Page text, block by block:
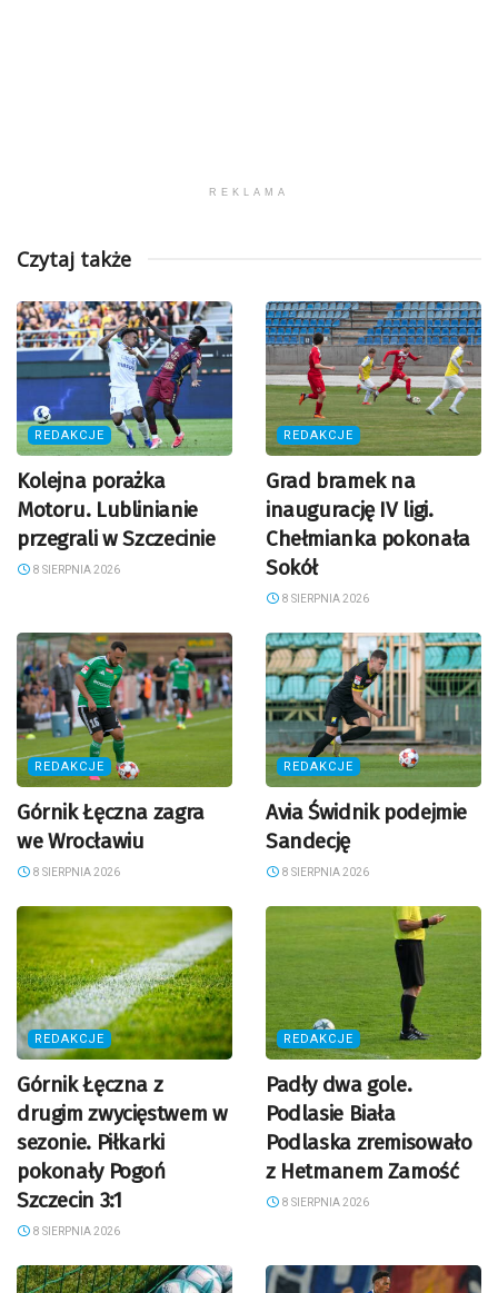
REKLAMA
Czytaj także
REDAKCJE
Kolejna porażka
Motoru. Lublinianie
przegrali w Szczecinie
8 SIERPNIA 2026
REDAKCJE
Grad bramek na
inaugurację IV ligi.
Chełmianka pokonała
Sokół
8 SIERPNIA 2026
REDAKCJE
Górnik Łęczna zagra
we Wrocławiu
8 SIERPNIA 2026
REDAKCJE
Avia Świdnik podejmie
Sandecję
8 SIERPNIA 2026
REDAKCJE
Górnik Łęczna z
drugim zwycięstwem w
sezonie. Piłkarki
pokonały Pogoń
Szczecin 3:1
8 SIERPNIA 2026
REDAKCJE
Padły dwa gole.
Podlasie Biała
Podlaska zremisowało
z Hetmanem Zamość
8 SIERPNIA 2026